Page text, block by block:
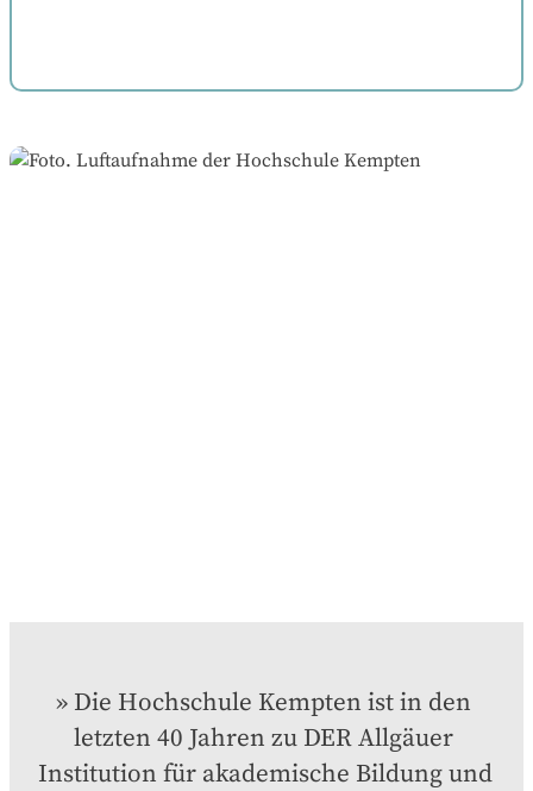
Die Hochschule Kempten ist in den
letzten 40 Jahren zu DER Allgäuer
Institution für akademische Bildung und